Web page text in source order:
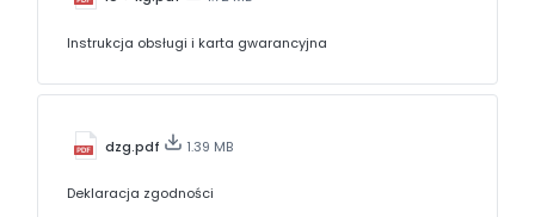
Instrukcja obsługi i karta gwarancyjna
dzg.pdf 1.39 MB
Deklaracja zgodności